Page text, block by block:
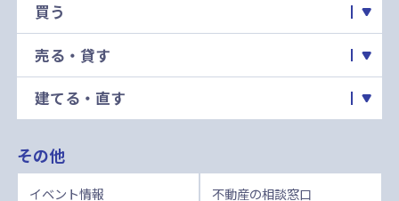
買う
売る・貸す
建てる・直す
その他
イベント情報 不動産の相談窓口